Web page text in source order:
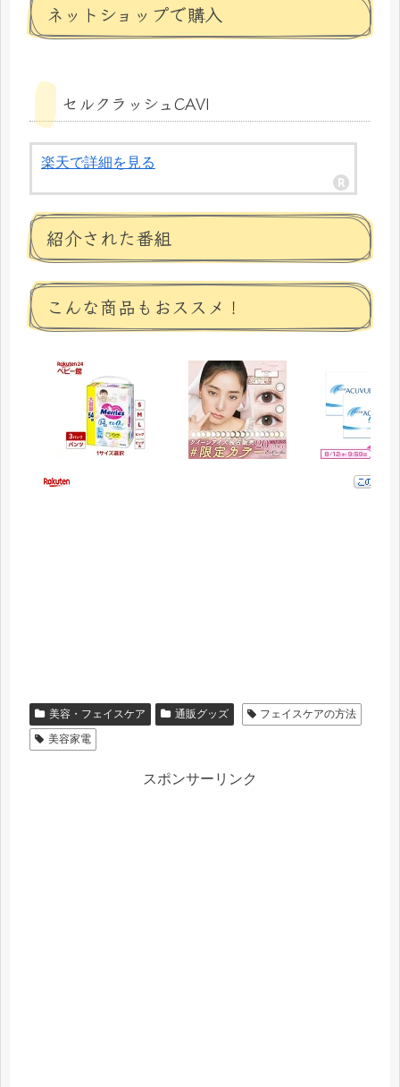
ネットショップで購入
セルクラッシュCAVI
楽天で詳細を見る
紹介された番組
こんな商品もおススメ！
美容・フェイスケア 通販グッズ
フェイスケアの方法
美容家電
スポンサーリンク